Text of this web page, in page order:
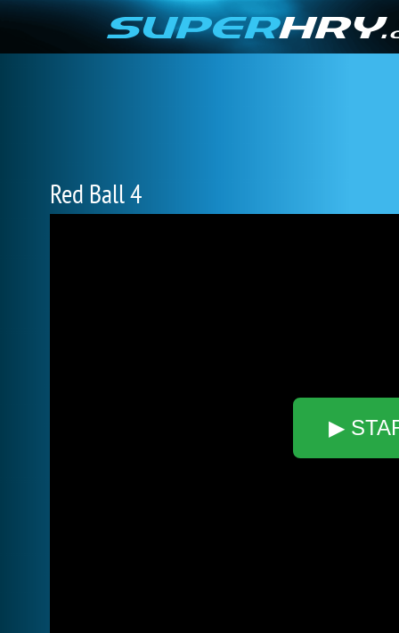
Red Ball 4
▶